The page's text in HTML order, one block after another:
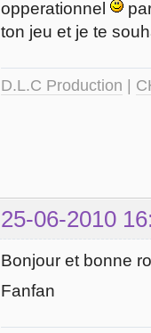
opperationnel
ton jeu et je te
D.L.C Production |
25-06-2010
Bonjour et bonne
Fanfan